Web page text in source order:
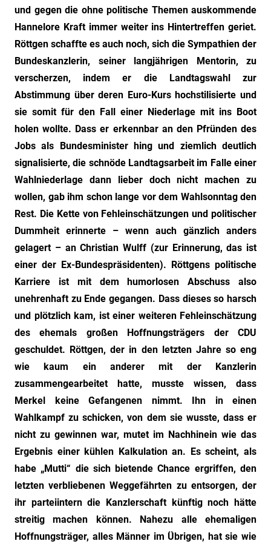
und gegen die ohne politische Themen auskommende
Hannelore Kraft immer weiter ins Hintertreffen geriet.
Röttgen schaffte es auch noch, sich die Sympathien der
Bundeskanzlerin, seiner langjährigen Mentorin, zu
verscherzen, indem er die Landtagswahl zur
Abstimmung über deren Euro-Kurs hochstilisierte und
sie somit für den Fall einer Niederlage mit ins Boot
holen wollte. Dass er erkennbar an den Pfründen des
Jobs als Bundesminister hing und ziemlich deutlich
signalisierte, die schnöde Landtagsarbeit im Falle einer
Wahlniederlage dann lieber doch nicht machen zu
wollen, gab ihm schon lange vor dem Wahlsonntag den
Rest. Die Kette von Fehleinschätzungen und politischer
Dummheit erinnerte – wenn auch gänzlich anders
gelagert – an Christian Wulff (zur Erinnerung, das ist
einer der Ex-Bundespräsidenten). Röttgens politische
Karriere ist mit dem humorlosen Abschuss also
unehrenhaft zu Ende gegangen. Dass dieses so harsch
und plötzlich kam, ist einer weiteren Fehleinschätzung
des ehemals großen Hoffnungsträgers der CDU
geschuldet. Röttgen, der in den letzten Jahre so eng
wie kaum ein anderer mit der Kanzlerin
zusammengearbeitet hatte, musste wissen, dass
Merkel keine Gefangenen nimmt. Ihn in einen
Wahlkampf zu schicken, von dem sie wusste, dass er
nicht zu gewinnen war, mutet im Nachhinein wie das
Ergebnis einer kühlen Kalkulation an. Es scheint, als
habe „Mutti“ die sich bietende Chance ergriffen, den
letzten verbliebenen Weggefährten zu entsorgen, der
ihr parteiintern die Kanzlerschaft künftig noch hätte
streitig machen können. Nahezu alle ehemaligen
Hoffnungsträger, alles Männer im Übrigen, hat sie wie